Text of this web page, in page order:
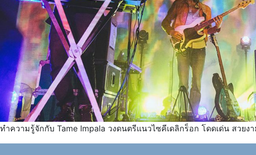
ทำความรู้จักกับ Tame Impala วงดนตรีแนวไซคีเดลิกร็อก โดดเด่น สวย